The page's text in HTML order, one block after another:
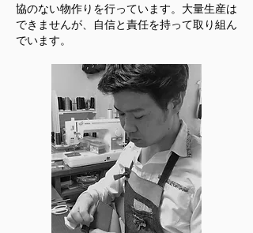
協のない物作りを行っています。大量生産は
できませんが、自信と責任を持って取り組ん
でいます。